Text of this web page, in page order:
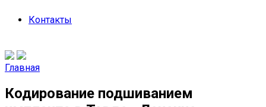
Контакты
Главная
Кодирование подшиванием